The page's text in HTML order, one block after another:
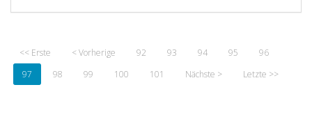
<< Erste < Vorherige 92 93 94 95
96
97
98 99 100 101 Nächste > Letzte >>